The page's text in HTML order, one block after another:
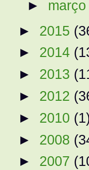
► março
► 2015
► 2014
► 2013
► 2012
► 2010
► 2008
► 2007